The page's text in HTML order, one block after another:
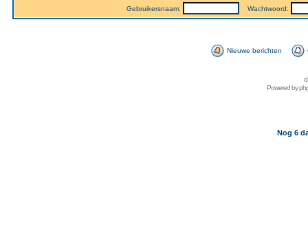
Gebruikersnaam: Wachtwoord:
Nieuwe berichten
Powered by
Nog 6